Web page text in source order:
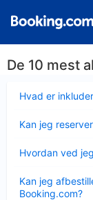
De 10 mest
Hvad er
Kan jeg
Hvordan ved
Kan jeg
Booking.com?